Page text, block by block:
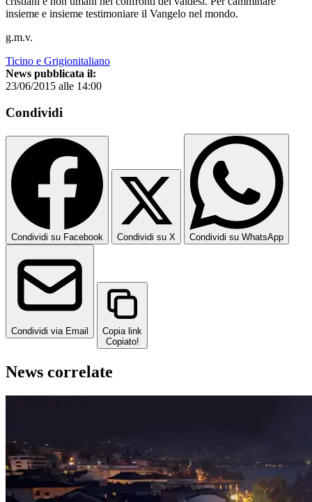
insieme e insieme testimoniare il Vangelo nel mondo.
g.m.v.
Ticino e Grigionitaliano
News pubblicata il:
23/06/2015 alle 14:00
Condividi
Condividi su Facebook Condividi su X Condividi su WhatsApp
Condividi via Email
Copia link
Copiato!
News correlate